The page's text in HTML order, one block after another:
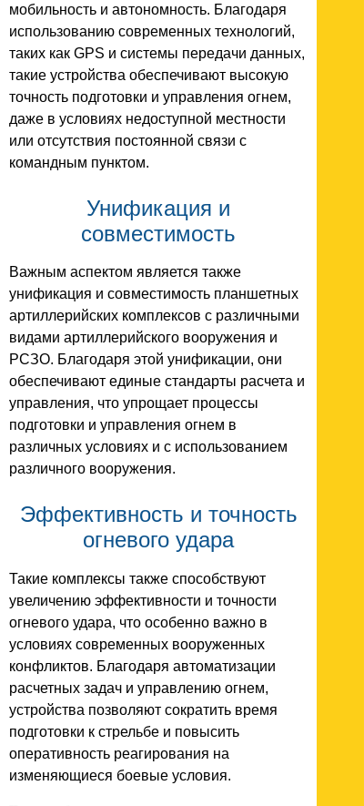
мобильность и автономность. Благодаря
использованию современных технологий,
таких как GPS и системы передачи данных,
такие устройства обеспечивают высокую
точность подготовки и управления огнем,
даже в условиях недоступной местности
или отсутствия постоянной связи с
командным пунктом.
Унификация и
совместимость
Важным аспектом является также
унификация и совместимость планшетных
артиллерийских комплексов с различными
видами артиллерийского вооружения и
РСЗО. Благодаря этой унификации, они
обеспечивают единые стандарты расчета и
управления, что упрощает процессы
подготовки и управления огнем в
различных условиях и с использованием
различного вооружения.
Эффективность и точность
огневого удара
Такие комплексы также способствуют
увеличению эффективности и точности
огневого удара, что особенно важно в
условиях современных вооруженных
конфликтов. Благодаря автоматизации
расчетных задач и управлению огнем,
устройства позволяют сократить время
подготовки к стрельбе и повысить
оперативность реагирования на
изменяющиеся боевые условия.